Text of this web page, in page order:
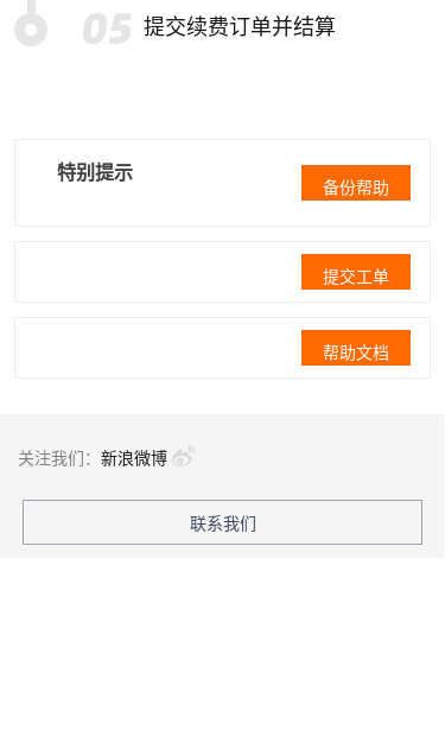
提交续费订单并结算
特别提示
备份帮助
提交工单
帮助文档